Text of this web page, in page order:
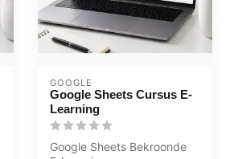
GOOGLE
Google Sheets Cursus E-
Learning
Google Sheets Bekroonde